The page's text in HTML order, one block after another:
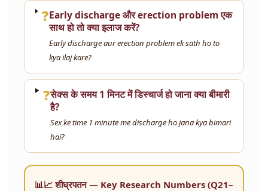
❓Early discharge और erection problem एक
साथ हो तो क्या इलाज करें?
Early discharge aur erection problem ek sath ho to
kya ilaj kare?
❓सेक्स के समय 1 मिनट में डिस्चार्ज हो जाना क्या बीमारी
है?
Sex ke time 1 minute me discharge ho jana kya bimari
hai?
📊📈 शीघ्रपतन — Key Research Numbers (Q21–